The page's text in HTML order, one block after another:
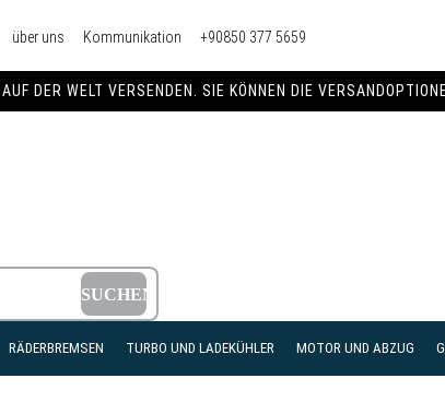
über uns Kommunikation +90850 377 5659
DER WELT VERSENDEN. SIE KÖNNEN DIE
RÄDERBREMSEN TURBO UND LADEKÜHLER MOTOR UND ABZUG